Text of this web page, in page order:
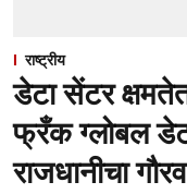
राष्ट्रीय
डेटा सेंटर
फ्रँक ग्लोबल
राजधानीचा गौरव